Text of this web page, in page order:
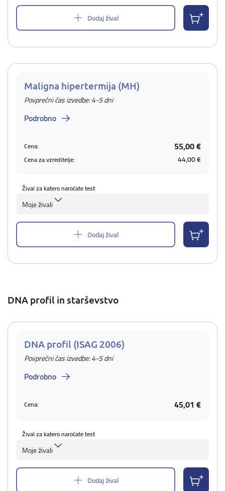
Dodaj žival
Maligna hipertermija (MH)
Povprečni čas izvedbe: 4-5 dni
Podrobno
Cena: 55,00 €
Cena za vzreditelje: 44,00 €
Žival za katero naročate test
Moje živali
Dodaj žival
DNA profil in starševstvo
DNA profil (ISAG 2006)
Povprečni čas izvedbe: 4-5 dni
Podrobno
Cena: 45,01 €
Žival za katero naročate test
Moje živali
Dodaj žival